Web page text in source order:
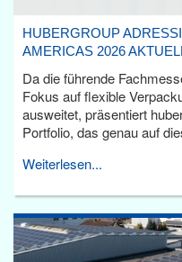
HUBERGROUP
AMERICAS 2026
Da die führende
Fokus auf flexible
ausweitet, präsentiert
Portfolio, das genau auf
Weiterlesen...